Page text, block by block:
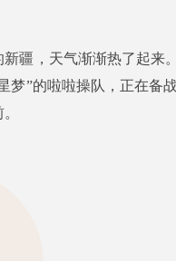
新疆，天气渐渐热了起来
梦”的啦啦操队，正在备